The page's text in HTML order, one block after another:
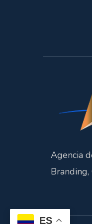
Agencia
Branding,
ES